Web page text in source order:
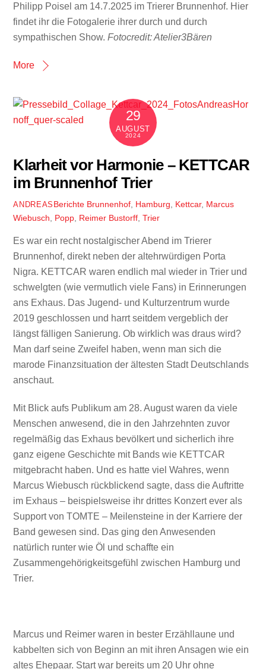
Philipp Poisel am 14.7.2025 im Trierer Brunnenhof. Hier
findet ihr die Fotogalerie ihrer durch und durch
sympathischen Show.Fotocredit: Atelier3Bären
More
29
AUGUST
2024
Klarheit vor Harmonie – KETTCAR
im Brunnenhof Trier
ANDREAS Berichte Brunnenhof, Hamburg Kettcar, Marcus
Wiebusch
Popp Reimer Bustorff ,Trier
Es war ein recht nostalgischer Abend im Trierer
Brunnenhof, direkt neben der altehrwürdigen Porta
Nigra. KETTCAR waren endlich mal wieder in Trier und
schwelgten (wie vermutlich viele Fans) in Erinnerungen
ans Exhaus. Das Jugend- und Kulturzentrum wurde
2019 geschlossen und harrt seitdem vergeblich der
längst fälligen Sanierung. Ob wirklich was draus wird?
Man darf seine Zweifel haben, wenn man sich die
marode Finanzsituation der ältesten Stadt Deutschlands
anschaut.
Mit Blick aufs Publikum am 28. August waren da viele
Menschen anwesend, die in den Jahrzehnten zuvor
regelmäßig das Exhaus bevölkert und sicherlich ihre
ganz eigene Geschichte mit Bands wie KETTCAR
mitgebracht haben. Und es hatte viel Wahres, wenn
Marcus Wiebusch rückblickend sagte, dass die Auftritte
im Exhaus – beispielsweise ihr drittes Konzert ever als
Support von TOMTE – Meilensteine in der Karriere der
Band gewesen sind. Das ging den Anwesenden
natürlich runter wie Öl und schaffte ein
Zusammengehörigkeitsgefühl zwischen Hamburg und
Trier.
Marcus und Reimer waren in bester Erzähllaune und
kabbelten sich von Beginn an mit ihren Ansagen wie ein
altes Ehepaar. Start war bereits um 20 Uhr ohne